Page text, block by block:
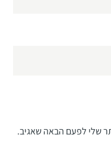
שלי לפעם הבאה שאגיב.